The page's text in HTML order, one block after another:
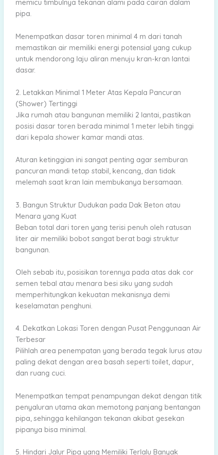
memicu timbulnya tekanan alami pada cairan dalam
pipa.
Menempatkan dasar toren minimal 4 m dari tanah
memastikan air memiliki energi potensial yang cukup
untuk mendorong laju aliran menuju kran-kran lantai
dasar.
2. Letakkan Minimal 1 Meter Atas Kepala Pancuran
(Shower) Tertinggi
Jika rumah atau bangunan memiliki 2 lantai, pastikan
posisi dasar toren berada minimal 1 meter lebih tinggi
dari kepala shower kamar mandi atas.
Aturan ketinggian ini sangat penting agar semburan
pancuran mandi tetap stabil, kencang, dan tidak
melemah saat kran lain membukanya bersamaan.
3. Bangun Struktur Dudukan pada Dak Beton atau
Menara yang Kuat
Beban total dari toren yang terisi penuh oleh ratusan
liter air memiliki bobot sangat berat bagi struktur
bangunan.
Oleh sebab itu, posisikan torennya pada atas dak cor
semen tebal atau menara besi siku yang sudah
memperhitungkan kekuatan mekanisnya demi
keselamatan penghuni.
4. Dekatkan Lokasi Toren dengan Pusat Penggunaan Air
Terbesar
Pilihlah area penempatan yang berada tegak lurus atau
paling dekat dengan area basah seperti toilet, dapur,
dan ruang cuci.
Menempatkan tempat penampungan dekat dengan titik
penyaluran utama akan memotong panjang bentangan
pipa, sehingga kehilangan tekanan akibat gesekan
pipanya bisa minimal.
5. Hindari Jalur Pipa yang Memiliki Terlalu Banyak